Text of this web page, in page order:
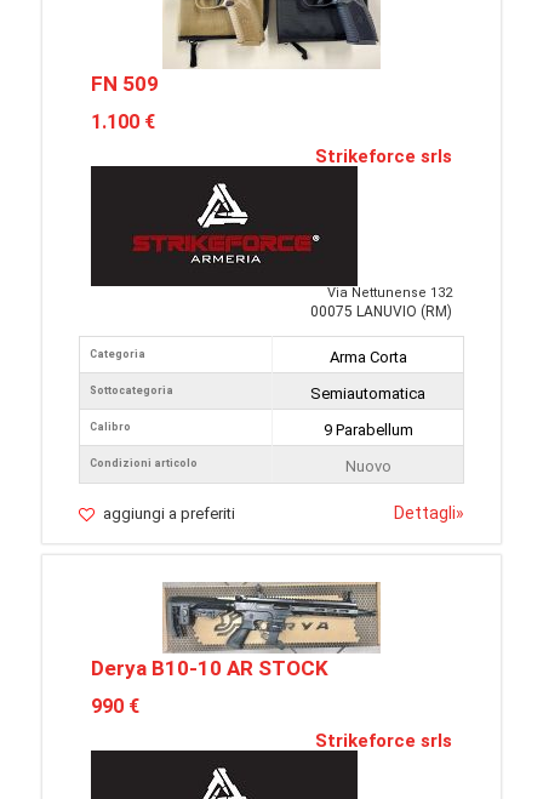
FN 509
1.100 €
Strikeforce srls
Via Nettunense 132
00075 LANUVIO (RM)
Categoria
Sottocategoria
Calibro
Condizioni articolo
Arma Corta
Semiautomatica
9 Parabellum
Nuovo
aggiungi a preferiti Dettagli»
Derya B10-10 AR STOCK
990 €
Strikeforce srls